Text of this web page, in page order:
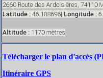
2660 Route des Ardoisières, 74110
Latitude : 46.188696| Longitude :
Altitude : 1170 mètres
Télécharger le plan d'accès
Itinéraire GPS